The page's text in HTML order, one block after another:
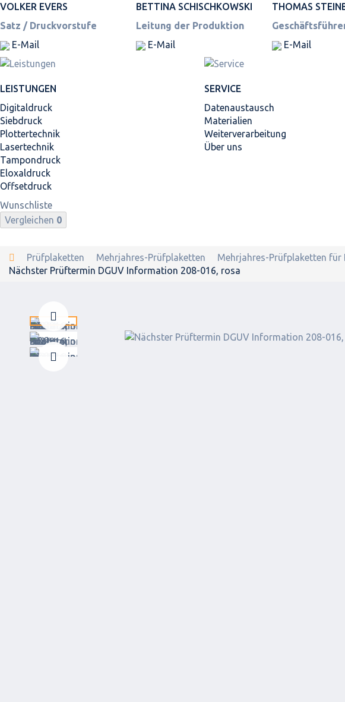
VOLKER EVERS
Satz / Druckvorstufe
E-Mail
BETTINA SCHISCHKOWSKI
Leitung der Produktion
E-Mail
THOMAS
E-Mail
LEISTUNGEN
Digitaldruck
Siebdruck
Plottertechnik
Lasertechnik
Tampondruck
Eloxaldruck
Offsetdruck
SERVICE
Datenaustausch
Materialien
Weiterverarbeitung
Über uns
Wunschliste
Vergleichen 0
Prüfplaketten Mehrjahres-Prüfplaketten
Mehrjahres-Prüfplaketten
Nächster Prüftermin DGUV Information 208-016, rosa
Zurück